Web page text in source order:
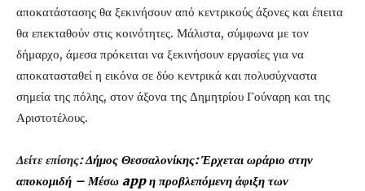
αποκατάστασης θα ξεκινήσουν από κεντρικούς άξονες και έπειτα
θα επεκταθούν στις κοινότητες. Μάλιστα, σύμφωνα με τον
δήμαρχο, άμεσα πρόκειται να ξεκινήσουν εργασίες για να
αποκατασταθεί η εικόνα σε δύο κεντρικά και πολυσύχναστα
σημεία της πόλης, στον άξονα της Δημητρίου Γούναρη και της
Αριστοτέλους.
Δείτε επίσης:Δήμος Θεσσαλονίκης: Έρχεται ωράριο στην
αποκομιδή – Μέσω app η προβλεπόμενη άφιξη των